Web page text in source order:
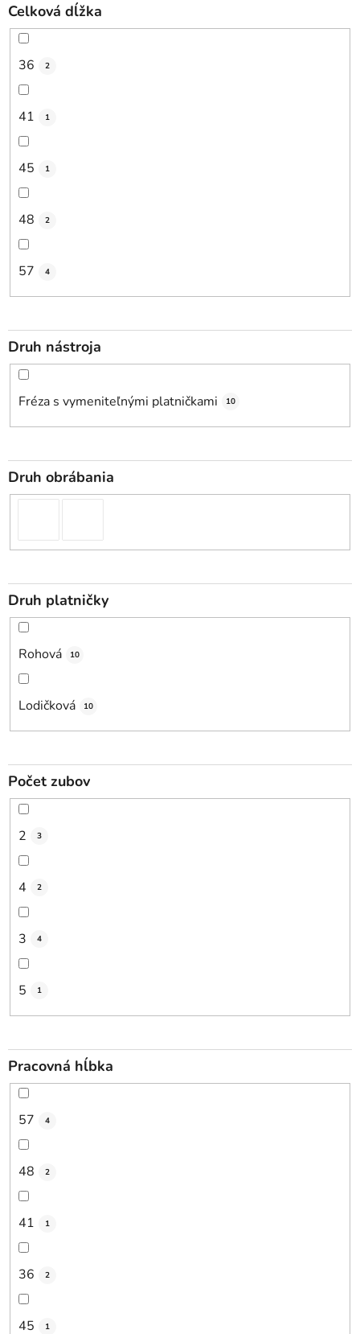
Celková dĺžka
36 2
41 1
45 1
48 2
57 4
Druh nástroja
Fréza s vymeniteľnými platničkami 10
Druh obrábania
Druh platničky
Rohová 10
Lodičková 10
Počet zubov
2 3
4 2
3 4
5 1
Pracovná hĺbka
57 4
48 2
41 1
36 2
45 1